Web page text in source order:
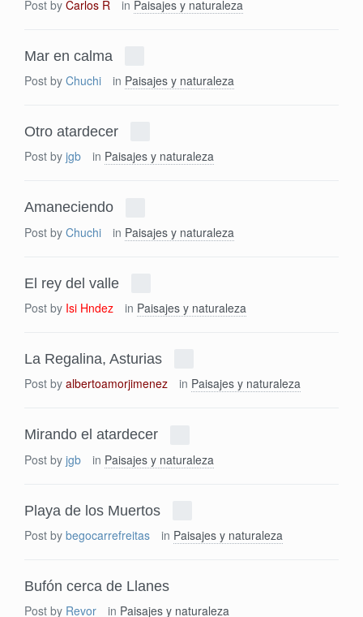
Post by Carlos R in Paisajes y naturaleza
Mar en calma
Post by Chuchi in Paisajes y naturaleza
Otro atardecer
Post by jgb in Paisajes y naturaleza
Amaneciendo
Post by Chuchi in Paisajes y naturaleza
El rey del valle
Post by Isi Hndez in Paisajes y naturaleza
La Regalina, Asturias
Post by albertoamorjimenez in Paisajes y naturaleza
Mirando el atardecer
Post by jgb in Paisajes y naturaleza
Playa de los Muertos
Post by begocarrefreitas in Paisajes y naturaleza
Bufón cerca de Llanes
Post by Revor in Paisajes y naturaleza